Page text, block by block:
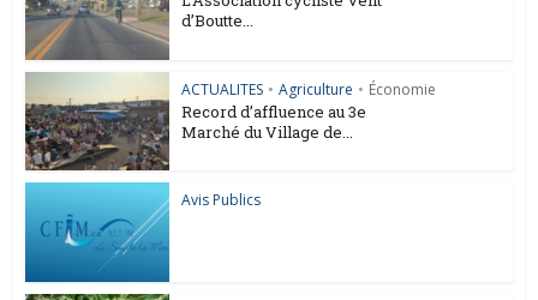
d’Boutte...
ACTUALITES • Agriculture • Économie
Record d’affluence au 3e
Marché du Village de...
Avis Publics